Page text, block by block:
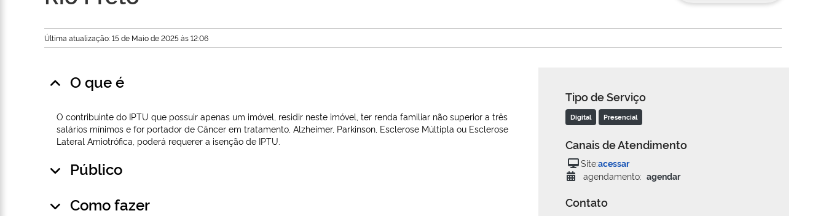
Última atualização: 15 de Maio de 2025 às 12:06
O que é
O contribuinte do IPTU que possuir apenas um imóvel, residir neste imóvel, ter renda familiar não superior a três
salários mínimos e for portador de Câncer em tratamento, Alzheimer, Parkinson, Esclerose Múltipla ou Esclerose
Lateral Amiotrófica, poderá requerer a isenção de IPTU.
Público
Como fazer
Tipo de Serviço
Digital Presencial
Canais de Atendimento
Site:acessar
agendamento: agendar
Contato